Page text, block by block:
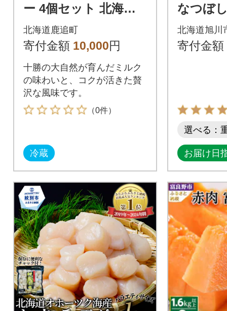
ー 4個セット 北海道
十勝産
北海道鹿追町
寄付金額 10,000円
十勝の大自然が育んだミルク
の味わいと、コクが活きた贅
沢な風味です。
（0件）
冷蔵
なつぼ
北海道
【さと
北海道旭川
寄付金額
選べる：
お届け日